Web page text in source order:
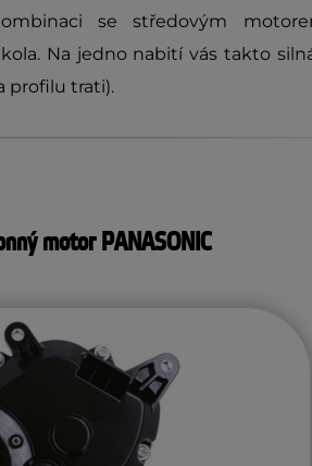
se středovým
Na jedno nabití vás takto
profilu trati).
motor PANASONIC